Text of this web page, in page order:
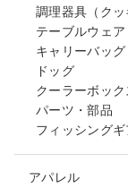
調理器具（クッ
テーブルウェア
キャリーバッ
ドッグ
クーラーボック
パーツ・部品
フィッシングギ
アパレル